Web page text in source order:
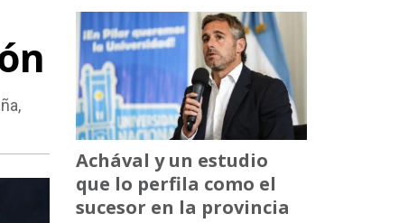
Achával y un estudio
que lo perfila como el
sucesor en la provincia